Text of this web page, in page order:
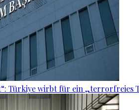
Türkiye wirbt für ein „terrorfreies